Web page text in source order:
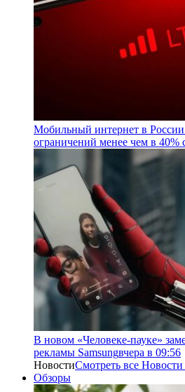
Мобильный интернет в России
ограничений менее чем в 40%
В новом «Человеке-пауке»
рекламы Samsungвчера в 09:56
НовостиСмотреть все Новости
Обзоры